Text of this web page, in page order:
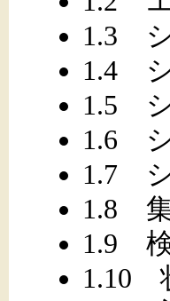
1.3
1.4
1.5
1.6
1.7
1.8
1.9
1.10